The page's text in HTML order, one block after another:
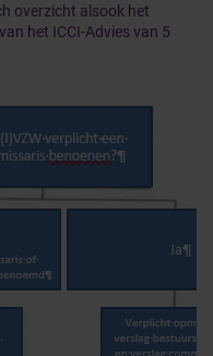
overzicht alsook het
het ICCI-Advies van 5